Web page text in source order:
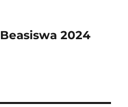
2024